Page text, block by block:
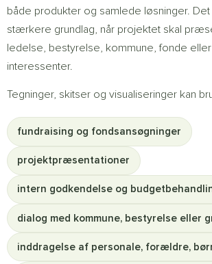
både produkter og samlede løsninger.
stærkere grundlag, når projektet skal
ledelse, bestyrelse, kommune, fonde
interessenter.
Tegninger, skitser og visualiseringer kan
fundraising og fondsansøgninger
projektpræsentationer
intern godkendelse og
dialog med kommune, bestyrelse eller
inddragelse af personale, forældre,